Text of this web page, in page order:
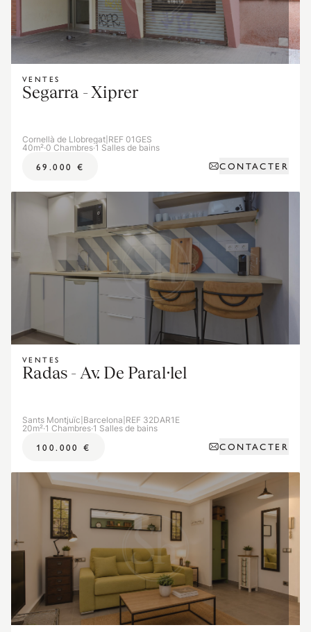
VENTES
Segarra - Xiprer
Cornellà de Llobregat|REF 01GES
40m²·0 Chambres·1 Salles de bains
69.000 € CONTACTER
VENTES
Radas - Av. De Paral·lel
Sants Montjuïc|Barcelona|REF 32DAR1E
20m²·1 Chambres·1 Salles de bains
100.000 € CONTACTER